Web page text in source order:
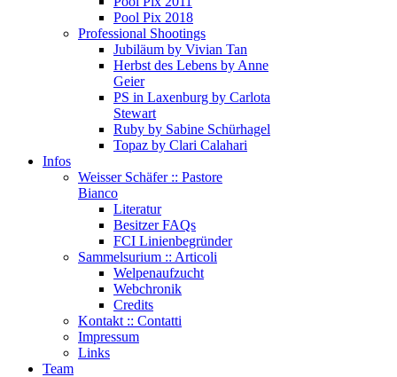
Pool Pix 2018
Professional Shootings
Jubiläum by Vivian Tan
Herbst des Lebens by Anne
Geier
PS in Laxenburg by Carlota
Stewart
Ruby by Sabine Schürhagel
Topaz by Clari Calahari
Infos
Weisser Schäfer :: Pastore
Bianco
Literatur
Besitzer FAQs
FCI Linienbegründer
Sammelsurium :: Articoli
Welpenaufzucht
Webchronik
Credits
Kontakt :: Contatti
Impressum
Links
Team